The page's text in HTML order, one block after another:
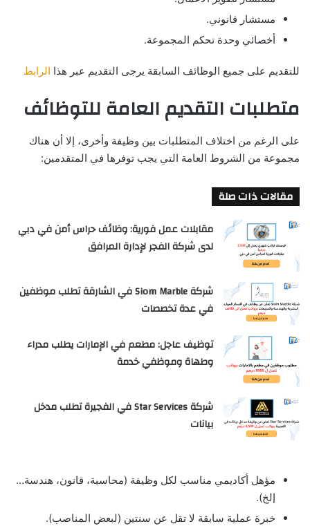
مستشار قانوني.
أخصائي وحدة تحكم المجموعة.
للتقديم على جميع الوظائف السابقة يرجى التقديم عبر هذا الرابط
متطلبات التقديم العامة للتوظائف
على الرغم من اختلاف المتطلبات بين وظيفة وأخرى، إلا أن هناك
مجموعة من الشروط العامة التي يجب توفرها في المتقدمين:
مقالات ذات صلة
مقابلات عمل فورية: وظائف حراس أمن في دبي
لدى شركة الفجر لإدارة المرافق
شركة Siom Marble في الشارقة تطلب موظفين
في عدة تخصصات
توظيف عاجل: مطعم في الإمارات يطلب مدراء
وطهاة وموظفي خدمة
شركة Star Services في الفجيرة تطلب مدخل
بيانات
مؤهل أكاديمي مناسب لكل وظيفة (محاسبة، قانون، هندسة…
إلخ).
خبرة عملية سابقة لا تقل عن سنتين (لبعض المناصب).